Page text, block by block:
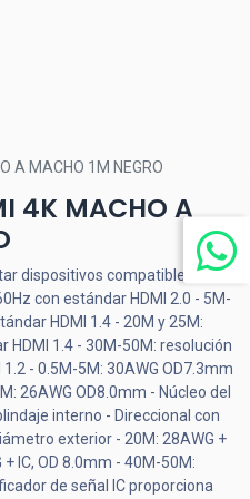
A MACHO 1M NEGRO
4K MACHO A
dispositivos compatibles con
con estándar HDMI 2.0 - 5M-
HDMI 1.4 - 20M y 25M:
HDMI 1.4 - 30M-50M: resolución
- 0.5M-5M: 30AWG OD7.3mm
26AWG OD8.0mm - Núcleo del
interno - Direccional con
exterior - 20M: 28AWG +
IC, OD 8.0mm - 40M-50M:
de señal IC proporciona